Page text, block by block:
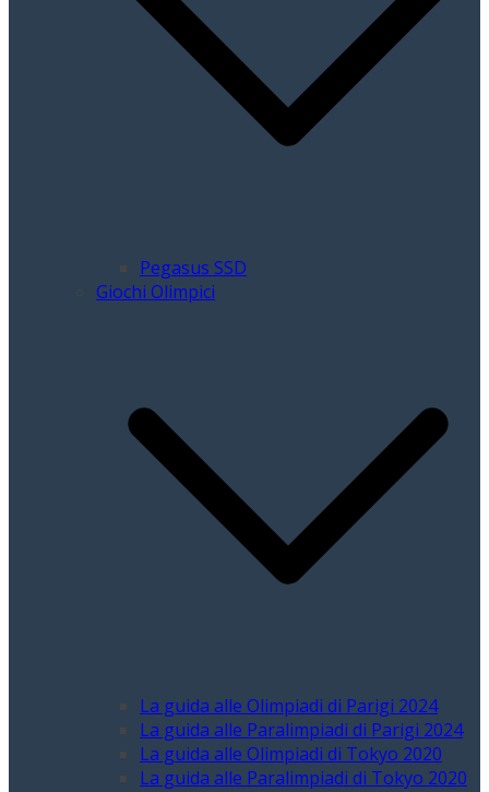
Pegasus SSD
Giochi Olimpici
La guida alle Olimpiadi di Parigi 2024
La guida alle Paralimpiadi di Parigi 2024
La guida alle Olimpiadi di Tokyo 2020
La guida alle Paralimpiadi di Tokyo 2020